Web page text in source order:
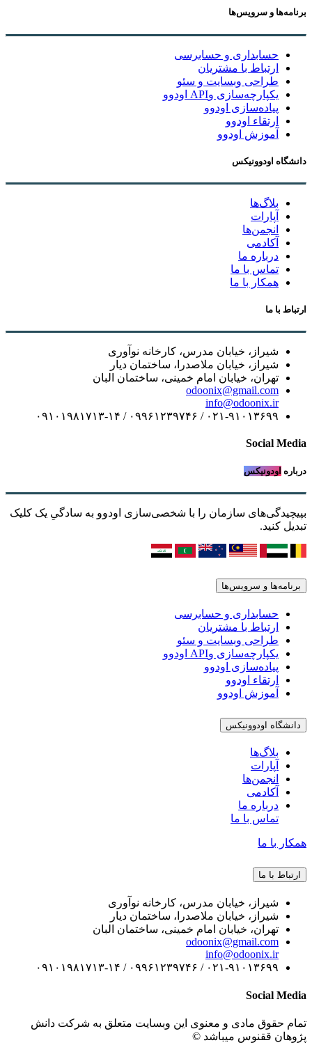
برنامه‌ها و سرویس‌ها
حسابداری و حسابرسی
ارتباط با مشتریان
طراحی وبسایت و سئو
یکپارچه‌سازی وAPI اودوو
پیاده‌سازی اودوو
ارتقاء اودوو
آموزش اودوو
دانشگاه اودوونیکس
بلاگ‌ها
آپارات
انجمن‌ها
آکادمی
درباره ما
تماس با ما
همکار با ما
ارتباط با ما
شیراز، خیابان مدرس، کارخانه نوآوری
شیراز، خیابان ملاصدرا، ساختمان دیار
تهران، خیابان امام خمینی، ساختمان البان
odoonix@gmail.com
info@odoonix.ir
۰۲۱-۹۱۰۱۳۶۹۹ / ۰۹۹۶۱۲۳۹۷۴۶ / ۰۹۱۰۱۹۸۱۷۱۳-۱۴
Social Media
درباره اودونیکس
بپیچیدگی‌های سازمان را با شخصی‌سازی اودوو به سادگیِ یک کلیک
تبدیل کنید.
برنامه‌ها و سرویس‌ها
حسابداری و حسابرسی
ارتباط با مشتریان
طراحی وبسایت و سئو
یکپارچه‌سازی وAPI اودوو
پیاده‌سازی اودوو
ارتقاء اودوو
آموزش اودوو
دانشگاه اودوونیکس
بلاگ‌ها
آپارات
انجمن‌ها
آکادمی
درباره ما
تماس با ما
همکار با ما
ارتباط با ما
شیراز، خیابان مدرس، کارخانه نوآوری
شیراز، خیابان ملاصدرا، ساختمان دیار
تهران، خیابان امام خمینی، ساختمان البان
odoonix@gmail.com
info@odoonix.ir
۰۲۱-۹۱۰۱۳۶۹۹ / ۰۹۹۶۱۲۳۹۷۴۶ / ۰۹۱۰۱۹۸۱۷۱۳-۱۴
Social Media
تمام حقوق مادی و معنوی این وبسایت متعلق به شرکت دانش
پژوهان ققنوس میباشد ©